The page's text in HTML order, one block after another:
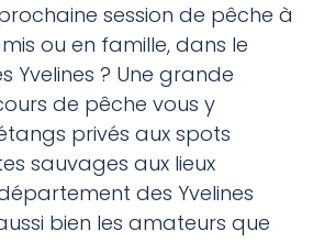
session de pêche à
ou en famille, dans le
Yvelines ? Une grande
de pêche vous y
privés aux spots
sauvages aux lieux
des Yvelines
bien les amateurs que